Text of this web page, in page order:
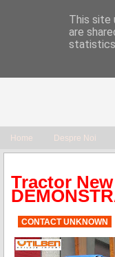
Home Despre Noi
Tractor
CONTACT UNKNOWN
This site
are